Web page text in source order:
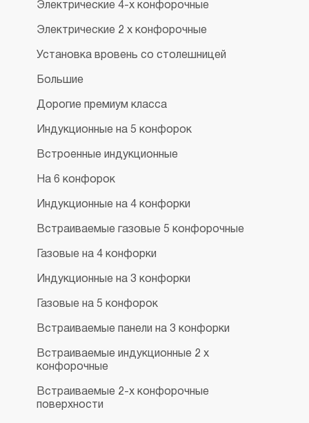
Электрические 4-х конфорочные
Электрические 2 х конфорочные
Установка вровень со столешницей
Большие
Дорогие премиум класса
Индукционные на 5 конфорок
Встроенные индукционные
На 6 конфорок
Индукционные на 4 конфорки
Встраиваемые газовые 5 конфорочные
Газовые на 4 конфорки
Индукционные на 3 конфорки
Газовые на 5 конфорок
Встраиваемые панели на 3 конфорки
Встраиваемые индукционные 2 х
конфорочные
Встраиваемые 2-х конфорочные
поверхности